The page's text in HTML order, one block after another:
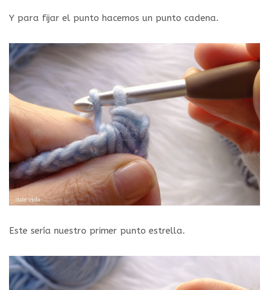
Y para fijar el punto hacemos un punto cadena.
Este sería nuestro primer punto estrella.